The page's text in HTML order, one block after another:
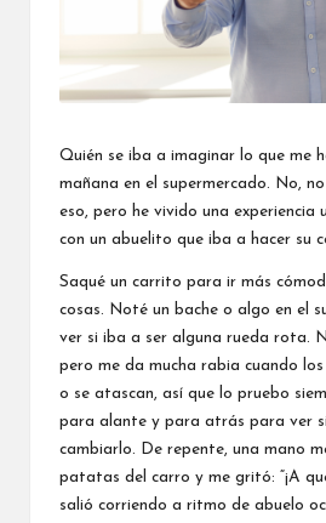
Quién se iba a imaginar lo que me
mañana en el supermercado. No,
eso, pero he vivido una experiencia
con un abuelito que iba a hacer su
Saqué un carrito para ir más
cosas. Noté un bache o algo en el
ver si iba a ser alguna rueda rota.
pero me da mucha rabia cuando
o se atascan, así que lo pruebo
para alante y para atrás para ver
cambiarlo. De repente, una mano
patatas del carro y me gritó: “¡A
salió corriendo a ritmo de abuelo